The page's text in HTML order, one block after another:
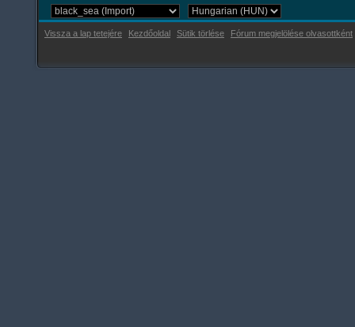
Vissza a lap tetejére Kezdőoldal Sütik törlése Fórum megjelölése olvasottként